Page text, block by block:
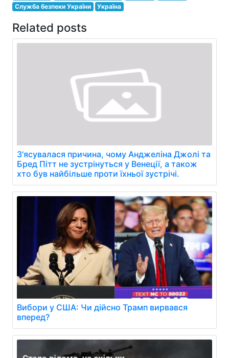
Служба безпеки України
Україна
Related posts
З'ясувалася причина, чому Анджеліна Джолі та
Бред Пітт не зустрінуться у Венеції, а також
хто був найбільше проти їхньої зустрічі.
Вибори у США: Чи дійсно Трамп вирвався
вперед?